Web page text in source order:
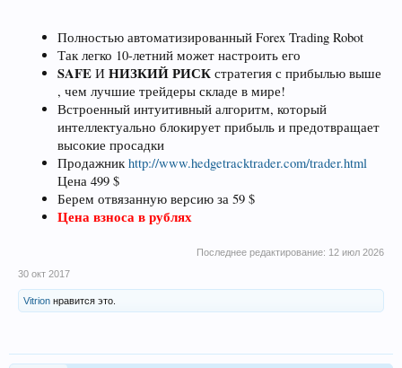
Полностью автоматизированный Forex Trading Robot
Так легко 10-летний может настроить его
SAFE И НИЗКИЙ РИСК стратегия с прибылью выше
, чем лучшие трейдеры складе в мире!
Встроенный интуитивный алгоритм, который
интеллектуально блокирует прибыль и предотвращает
высокие просадки
Продажникhttp://www.hedgetracktrader.com/trader.html
Цена 499 $
Берем отвязанную версию за 59 $
Цена взноса в рублях
Последнее редактирование: 12 июл 2026
30 окт 2017
Vitrion нравится это.